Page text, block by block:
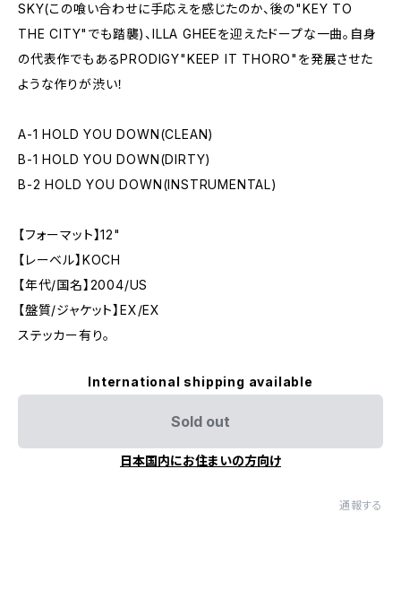
SKY(この喰い合わせに手応えを感じたのか、後の"KEY TO
THE CITY"でも踏襲)、ILLA GHEEを迎えたドープな一曲。自身
の代表作でもあるPRODIGY"KEEP IT THORO"を発展させた
ような作りが渋い！
A-1 HOLD YOU DOWN(CLEAN)
B-1 HOLD YOU DOWN(DIRTY)
B-2 HOLD YOU DOWN(INSTRUMENTAL)
【フォーマット】12"
【レーベル】KOCH
【年代/国名】2004/US
【盤質/ジャケット】EX/EX
ステッカー有り。
International shipping available
Sold out
日本国内にお住まいの方向け
通報する